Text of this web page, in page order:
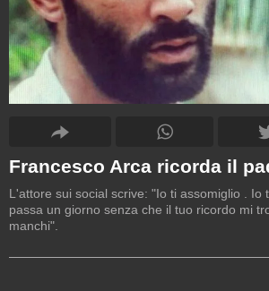
Francesco Arca ricorda il
L'attore sui social scrive: "Io ti assomiglio . Io
passa un giorno senza che il tuo ricordo mi
manchi".